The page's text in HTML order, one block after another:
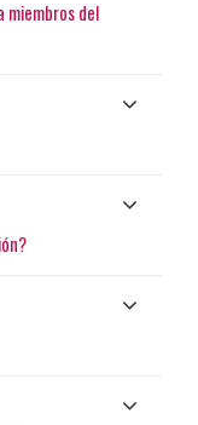
miembros del